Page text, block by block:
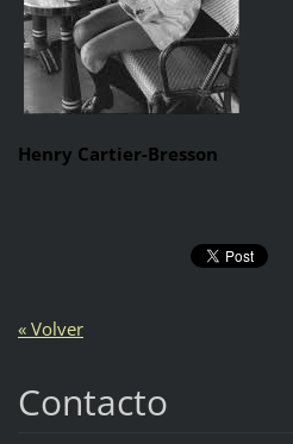
Henry Cartier-Bresson
« Volver
Contacto